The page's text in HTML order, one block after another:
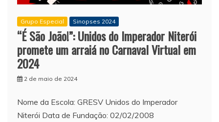
Grupo Especial Sinopses 2024
“É São João!”: Unidos do Imperador Niterói
promete um arraiá no Carnaval Virtual em
2024
2 de maio de 2024
Nome da Escola: GRESV Unidos do Imperador
Niterói Data de Fundação: 02/02/2008